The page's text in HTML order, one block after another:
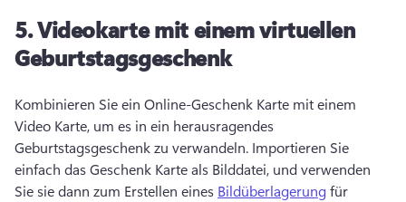
5.Videokarte mit einem virtuellen
Geburtstagsgeschenk
Kombinieren Sie ein Online-Geschenk Karte mit einem
Video Karte, um es in ein herausragendes
Geburtstagsgeschenk zu verwandeln. Importieren Sie
einfach das Geschenk Karte als Bilddatei, und verwenden
Sie sie dann zum Erstellen eines Bildüberlagerung für